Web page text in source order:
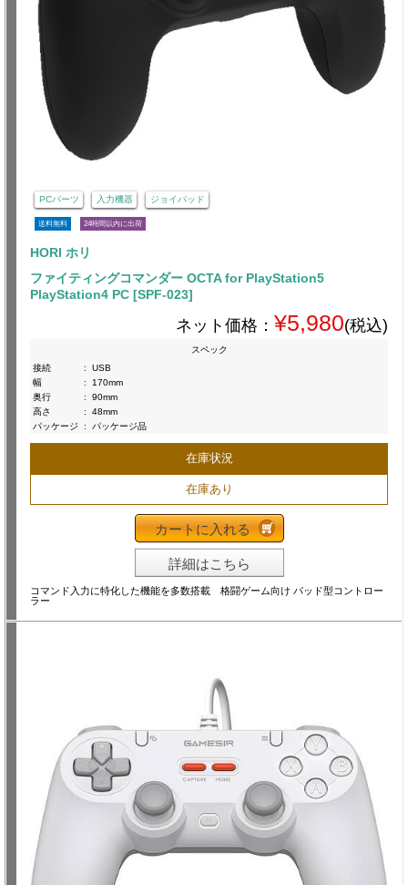
PCパーツ 入力機器 ジョイパッド
送料無料 24時間以内に出荷
HORI ホリ
ファイティングコマンダー OCTA for PlayStation5
PlayStation4 PC [SPF-023]
ネット価格： ¥5,980(税込)
スペック
接続
:
USB
幅
:
170mm
奥行
:
90mm
高さ
:
48mm
パッケージ
: パッケージ品
在庫状況
在庫あり
カートに入れる
詳細はこちら
コマンド入力に特化した機能を多数搭載 格闘ゲーム向け パッド型コントロー
ラー